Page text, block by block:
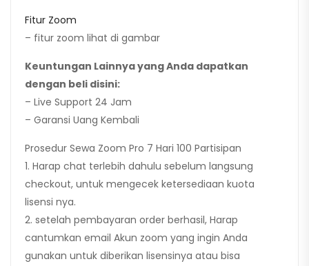
Fitur Zoom
– fitur zoom lihat di gambar
Keuntungan Lainnya yang Anda dapatkan
dengan beli disini:
– Live Support 24 Jam
– Garansi Uang Kembali
Prosedur Sewa Zoom Pro 7 Hari 100 Partisipan
1. Harap chat terlebih dahulu sebelum langsung
checkout, untuk mengecek ketersediaan kuota
lisensi nya.
2. setelah pembayaran order berhasil, Harap
cantumkan email Akun zoom yang ingin Anda
gunakan untuk diberikan lisensinya atau bisa